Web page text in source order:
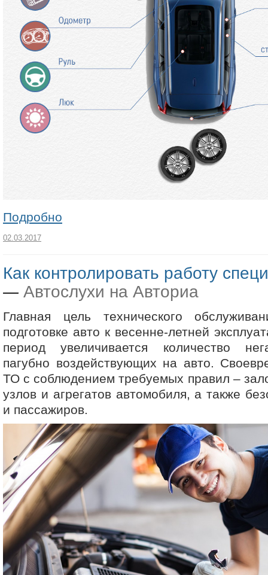
Подробно
02.03.2017
Как контролировать работу
— Автослухи на Авториа
Главная цель технического
подготовке авто к весенне-летней
период увеличивается количество
пагубно воздействующих на авто.
ТО с соблюдением требуемых правил –
узлов и агрегатов автомобиля, а также
и пассажиров.